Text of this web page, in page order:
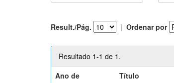
Result./Pág. | Ordenar por
Resultado 1-1 de 1.
Ano de
Título